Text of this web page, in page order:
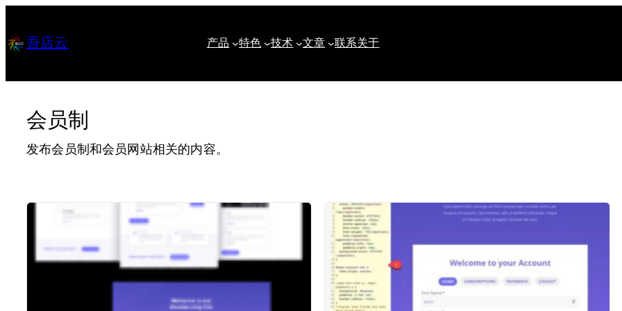
至
容
吾店云 产品 特色 技术 文章 联系关于
会员制
发布会员制和会员网站相关的内容。